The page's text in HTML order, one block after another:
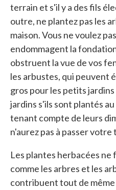
terrain et s'il y a des fils
outre, ne plantez pas les
maison. Vous ne voulez
endommagent la
obstruent la vue de vos
les arbustes, qui peuvent
gros pour les petits
jardins s'ils sont plantés
tenant compte de leurs
n'aurez pas à passer votre
Les plantes herbacées
comme les arbres et les
contribuent tout de